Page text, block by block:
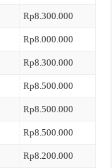
Rp8.300.000
Rp8.000.000
Rp8.300.000
Rp8.500.000
Rp8.500.000
Rp8.500.000
Rp8.200.000